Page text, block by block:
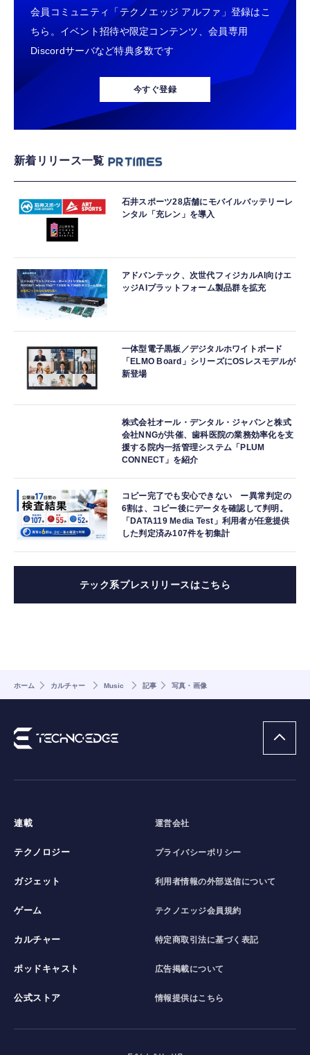
会員コミュニティ「テクノエッジ アルファ」登録はこ
ちら。イベント招待や限定コンテンツ、会員専用
Discordサーバなど特典多数です
今すぐ登録
新着リリース一覧
石井スポーツ28店舗にモバイルバッテリーレ
ンタル「充レン」を導入
アドバンテック、次世代フィジカルAI向けエ
ッジAIプラットフォーム製品群を拡充
一体型電子黒板／デジタルホワイトボード
「ELMO Board」シリーズにOSレスモデルが
新登場
株式会社オール・デンタル・ジャパンと株式
会社NNGが共催、歯科医院の業務効率化を支
援する院内一括管理システム「PLUM
CONNECT」を紹介
コピー完了でも安心できない ー異常判定の
6割は、コピー後にデータを確認して判明。
「DATA119 Media Test」利用者が任意提供
した判定済み107件を初集計
テック系プレスリリースはこちら
ホーム カルチャー Music 記事 写真・画像
連載
テクノロジー
ガジェット
ゲーム
カルチャー
ポッドキャスト
公式ストア
運営会社
プライバシーポリシー
利用者情報の外部送信について
テクノエッジ会員規約
特定商取引法に基づく表記
広告掲載について
情報提供はこちら